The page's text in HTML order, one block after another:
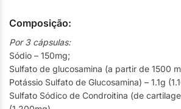
Composição:
Por 3 cápsulas:
Sódio – 150mg;
Sulfato de glucosamina (a partir de 1500
Potássio Sulfato de Glucosamina) – 1.1g
Sulfato Sódico de Condroitina (de